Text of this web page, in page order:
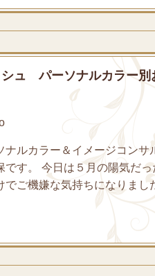
ュ パーソナルカラー別
ナルカラー＆イメージコン
です。 今日は５月の陽気だ
でご機嫌な気持ちになりま